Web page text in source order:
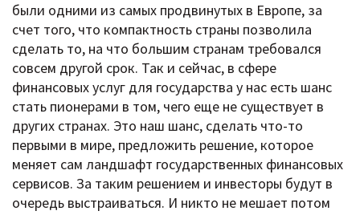
были одними из самых продвинутых в Европе, за
счет того, что компактность страны позволила
сделать то, на что большим странам требовался
совсем другой срок. Так и сейчас, в сфере
финансовых услуг для государства у нас есть шанс
стать пионерами в том, чего еще не существует в
других странах. Это наш шанс, сделать что-то
первыми в мире, предложить решение, которое
меняет сам ландшафт государственных финансовых
сервисов. За таким решением и инвесторы будут в
очередь выстраиваться. И никто не мешает потом